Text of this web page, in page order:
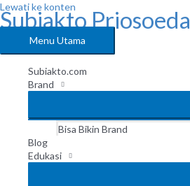
Lewati ke konten
Subiakto
Menu Utama
Subiakto.com
Brand
Bisa Bikin Brand
Blog
Edukasi